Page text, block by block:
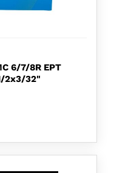
6/7/8R EPT
2x3/32"